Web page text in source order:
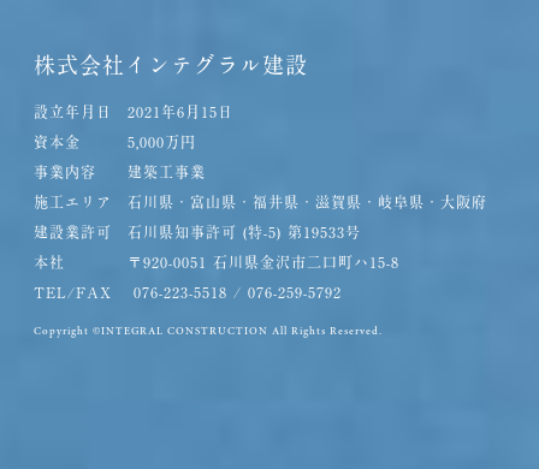
株式会社インテグラル建設
設立年月日 2021年6月15日
資本金 5,000万円
事業内容 建築工事業
施工エリア 石川県・富山県・福井県・滋賀県・岐阜県・大阪府
建設業許可 石川県知事許可 (特-5) 第19533号
本社 〒920-0051 石川県金沢市二口町ハ15-8
TEL/FAX 076-223-5518 / 076-259-5792
Copyright ©INTEGRAL CONSTRUCTION All Rights Reserved.